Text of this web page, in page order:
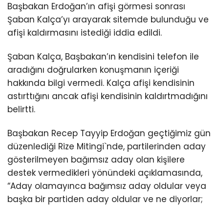
Başbakan Erdoğan’ın afişi görmesi sonrası
Şaban Kalça’yı arayarak sitemde bulunduğu ve
afişi kaldırmasını istediği iddia edildi.
Şaban Kalça, Başbakan’ın kendisini telefon ile
aradığını doğrularken konuşmanın içeriği
hakkında bilgi vermedi. Kalça afişi kendisinin
astırttığını ancak afişi kendisinin kaldırtmadığını
belirtti.
Başbakan Recep Tayyip Erdoğan geçtiğimiz gün
düzenlediği Rize Mitingi`nde, partilerinden aday
gösterilmeyen bağımsız aday olan kişilere
destek vermedikleri yönündeki açıklamasında,
“Aday olamayınca bağımsız aday oldular veya
başka bir partiden aday oldular ve ne diyorlar;